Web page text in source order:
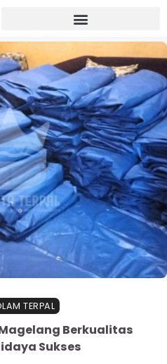
TERPAL
Berkualitas
Sukses